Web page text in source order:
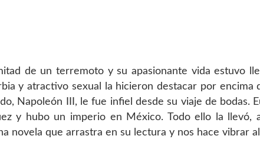
de un terremoto y su apasionante vida estuvo
y atractivo sexual la hicieron destacar por
Napoleón III, le fue infiel desde su viaje de bodas.
y hubo un imperio en México. Todo ello la
novela que arrastra en su lectura y nos hace vibrar